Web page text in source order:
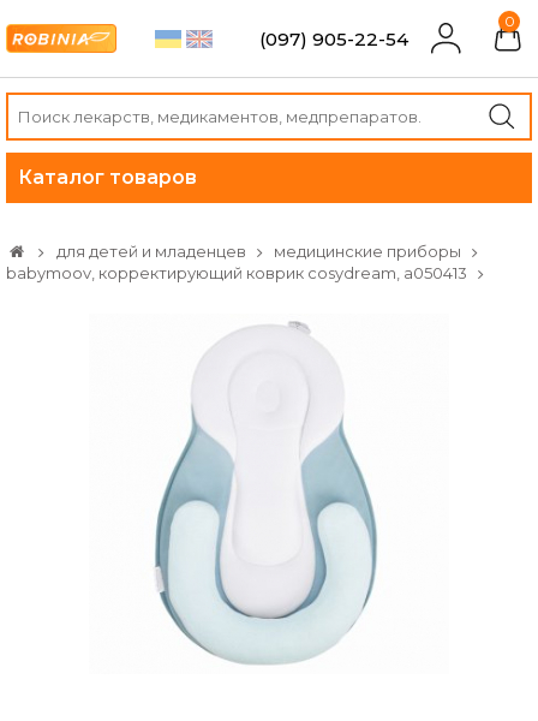
(097) 905-22-54
0
Каталог товаров
для детей и младенцев
медицинские приборы
babymoov, корректирующий коврик cosydream, a050413